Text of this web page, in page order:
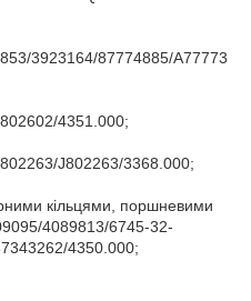
3923164/87774885/A77773
4351.000;
J802263/3368.000;
кільцями, поршневими
4089813/6745-32-
4350.000;